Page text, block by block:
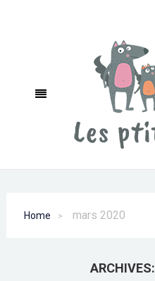
Home mars 2020
ARCHIVES: